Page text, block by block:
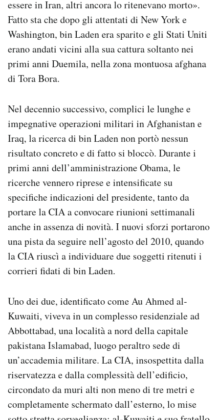
essere in Iran, altri ancora lo ritenevano morto».
Fatto sta che dopo gli attentati di New York e
Washington, bin Laden era sparito e gli Stati Uniti
erano andati vicini alla sua cattura soltanto nei
primi anni Duemila, nella zona montuosa afghana
di Tora Bora.
Nel decennio successivo, complici le lunghe e
impegnative operazioni militari in Afghanistan e
Iraq, la ricerca di bin Laden non portò nessun
risultato concreto e di fatto si bloccò. Durante i
primi anni dell’amministrazione Obama, le
ricerche vennero riprese e intensificate su
specifiche indicazioni del presidente, tanto da
portare la CIA a convocare riunioni settimanali
anche in assenza di novità. I nuovi sforzi portarono
una pista da seguire nell’agosto del 2010, quando
la CIA riuscì a individuare due soggetti ritenuti i
corrieri fidati di bin Laden.
Uno dei due, identificato come Au Ahmed al-
Kuwaiti, viveva in un complesso residenziale ad
Abbottabad, una località a nord della capitale
pakistana Islamabad, luogo peraltro sede di
un’accademia militare. La CIA, insospettita dalla
riservatezza e dalla complessità dell’edificio,
circondato da muri alti non meno di tre metri e
completamente schermato dall’esterno, lo mise